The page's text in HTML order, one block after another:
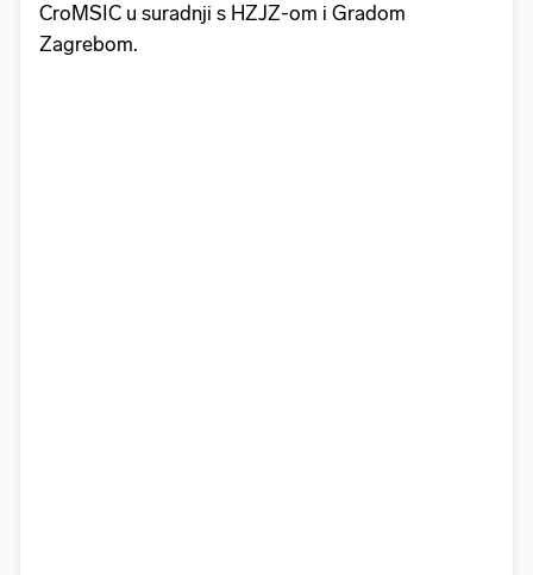
CroMSIC u suradnji s HZJZ-om i Gradom
Zagrebom.